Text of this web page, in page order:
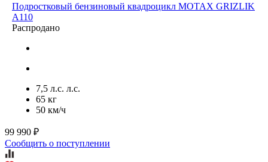
Подростковый бензиновый квадроцикл MOTAX GRIZLIK
A110
Распродано
7,5 л.с. л.с.
65 кг
50 км/ч
99 990 ₽
Сообщить о поступлении